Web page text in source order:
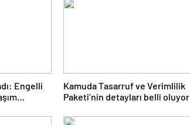
Engelli
Kamuda Tasarruf ve Verimlilik
Paketi’nin detayları belli oluyor